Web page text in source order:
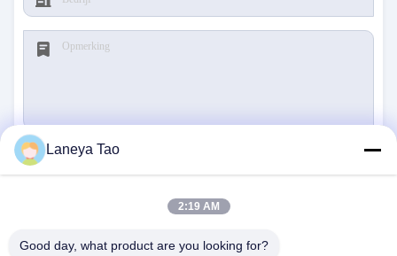
Laneya Tao
2:19 AM
Good day, what product are you looking for?